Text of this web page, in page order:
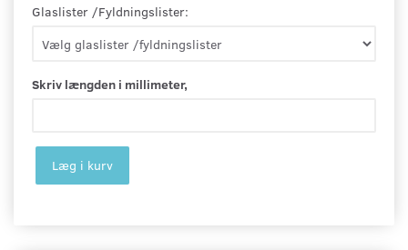
Glaslister /Fyldningslister:
Skriv længden i millimeter,
Læg i kurv